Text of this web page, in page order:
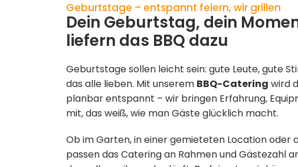
Geburtstage – entspannt feiern, wir grillen
Dein Geburtstag, dein
liefern das BBQ dazu
Geburtstage sollen leicht sein: gute Leute, gute
das alle lieben. Mit unserem BBQ-Catering wird
planbar entspannt – wir bringen Erfahrung,
mit, das weiß, wie man Gäste glücklich macht.
Ob im Garten, in einer gemieteten Location oder
passen das Catering an Rahmen und Gästezahl